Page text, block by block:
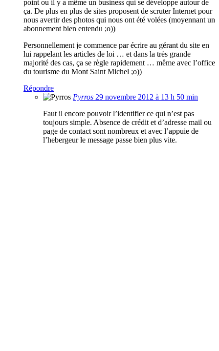
point ou il y a même un business qui se développe autour de
ça. De plus en plus de sites proposent de scruter Internet pour
nous avertir des photos qui nous ont été volées (moyennant un
abonnement bien entendu ;o))
Personnellement je commence par écrire au gérant du site en
lui rappelant les articles de loi … et dans la très grande
majorité des cas, ça se règle rapidement … même avec l’office
du tourisme du Mont Saint Michel ;o))
Répondre
Pyrros 29 novembre 2012 à 13 h 50 min
Faut il encore pouvoir l’identifier ce qui n’est pas
toujours simple. Absence de crédit et d’adresse mail ou
page de contact sont nombreux et avec l’appuie de
l’hebergeur le message passe bien plus vite.